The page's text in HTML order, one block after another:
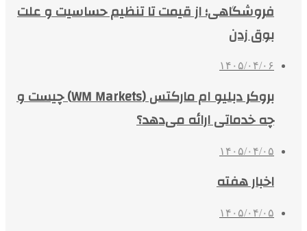
فروشگاهی؛ از قیمت تا تنظیم حساسیت و علت
بوق زدن
۱۴۰۵/۰۴/۰۶
بروکر دبلیو ام مارکتس (WM Markets) چیست و
چه خدماتی ارائه می‌دهد؟
۱۴۰۵/۰۴/۰۵
اخبار هفته
۱۴۰۵/۰۴/۰۵